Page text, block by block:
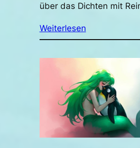
über das Dichten mit
Weiterlesen